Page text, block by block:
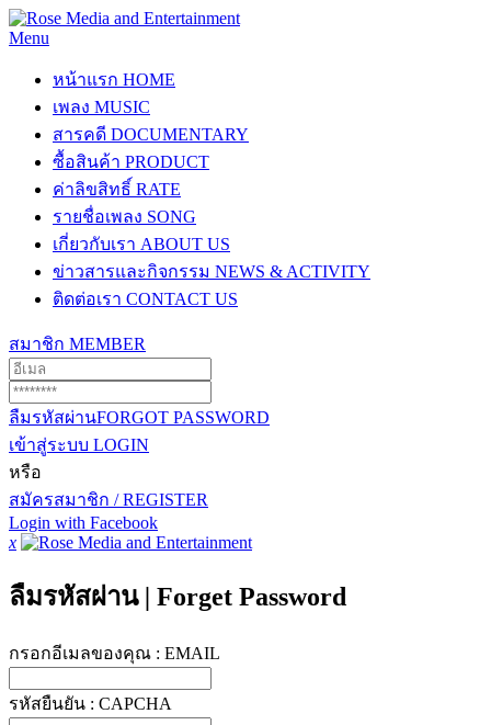
Menu
หน้าแรก HOME
เพลง MUSIC
สารคดี DOCUMENTARY
ซื้อสินค้า PRODUCT
ค่าลิขสิทธิ์ RATE
รายชื่อเพลง SONG
เกี่ยวกับเรา ABOUT US
ข่าวสารและกิจกรรม NEWS & ACTIVITY
ติดต่อเรา CONTACT US
สมาชิก MEMBER
ลืมรหัสผ่านFORGOT PASSWORD
เข้าสู่ระบบ LOGIN
หรือ
สมัครสมาชิก / REGISTER
Login with Facebook
x
ลืมรหัสผ่าน | Forget Password
กรอกอีเมลของคุณ : EMAIL
รหัสยืนยัน : CAPCHA